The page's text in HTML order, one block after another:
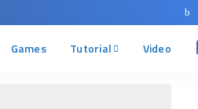
Games Tutorial Video